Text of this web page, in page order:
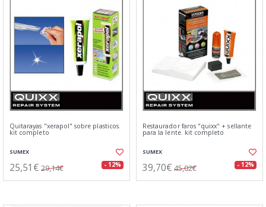
Quitarayas "xerapol" sobre plasticos.
kit completo
SUMEX
25,51€ 29,14€ - 12%
Restaurador faros "quixx" + sellante
para la lente. kit completo
SUMEX
39,70€ 45,02€ - 12%